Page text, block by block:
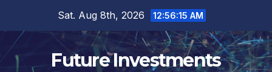
content
Sat. Aug 8th, 2026 12:56:16 AM
Future Investments